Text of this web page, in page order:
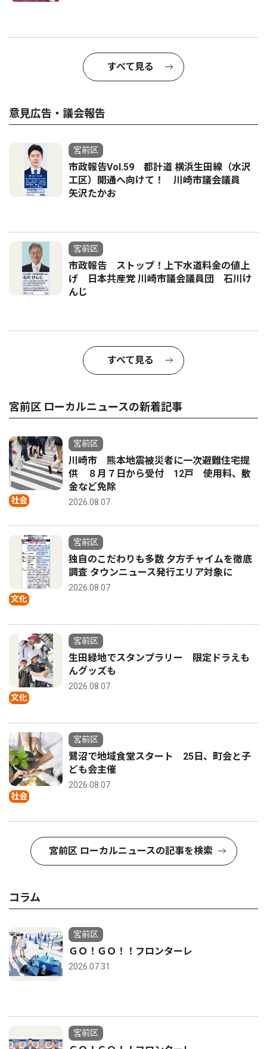
すべて見る
意見広告・議会報告
宮前区
市政報告Vol.59 都計道 横浜生田線（水沢
工区）開通へ向けて！ 川崎市議会議員
矢沢たかお
宮前区
市政報告 ストップ！上下水道料金の値上
げ 日本共産党 川崎市議会議員団 石川け
んじ
すべて見る
宮前区 ローカルニュースの新着記事
社会
宮前区
川崎市 熊本地震被災者に一次避難住宅提
供 ８月７日から受付 12戸 使用料、敷
金など免除
2026.08.07
文化
宮前区
独自のこだわりも多数 夕方チャイムを徹底
調査 タウンニュース発行エリア対象に
2026.08.07
文化
宮前区
生田緑地でスタンプラリー 限定ドラえも
んグッズも
2026.08.07
社会
宮前区
鷺沼で地域食堂スタート 25日、町会と子
ども会主催
2026.08.07
宮前区 ローカルニュースの記事を検索
コラム
宮前区
ＧＯ！ＧＯ！！フロンターレ
2026.07.31
宮前区